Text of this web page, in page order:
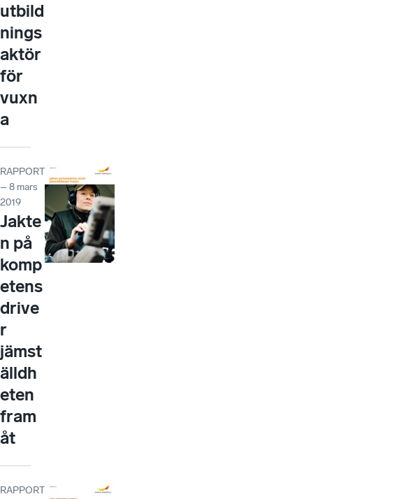
utbild
nings
aktör
för
vuxn
a
RAPPORT
– 8 mars
2019
Jakte
n på
komp
etens
drive
r
jämst
älldh
eten
fram
åt
RAPPORT